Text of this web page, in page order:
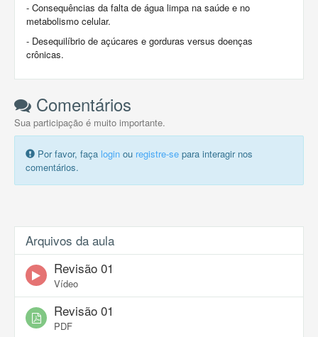
- Consequências da falta de água limpa na saúde e no
metabolismo celular.
- Desequilíbrio de açúcares e gorduras versus doenças
crônicas.
Comentários
Sua participação é muito importante.
Por favor, faça login ou registre-se para interagir nos
comentários.
Arquivos da aula
Revisão 01
Vídeo
Revisão 01
PDF